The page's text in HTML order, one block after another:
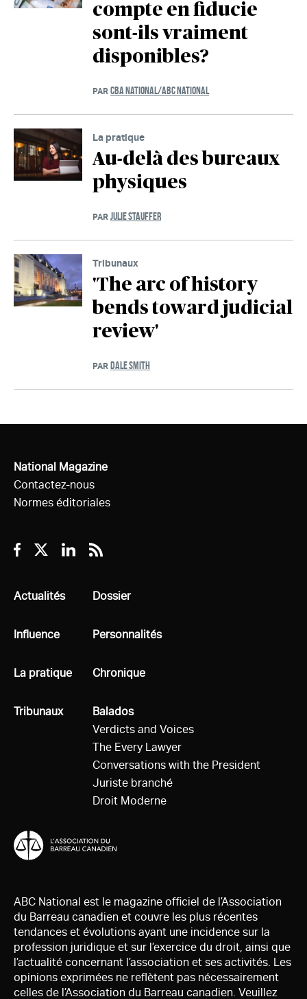
compte en fiducie
sont-ils vraiment
disponibles?
PAR CBA NATIONAL/ABC NATIONAL
La pratique
Au-delà des bureaux
physiques
PAR JULIE STAUFFER
Tribunaux
'The arc of history
bends toward judicial
review'
PAR DALE SMITH
National Magazine
Contactez-nous
Normes éditoriales
Facebook
TwitterLinkedin
RSS
Tous
Actualités
Tous
Influence
Tous
La pratique
Tous
Tribunaux
Tous
Dossier
Tous
Personnalités
Tous
Chronique
Tous
Balados
Verdicts and Voices
The Every Lawyer
Conversations with the President
Juriste branché
Droit Moderne
ABC National est le magazine officiel de l’Association
du Barreau canadien et couvre les plus récentes
tendances et évolutions ayant une incidence sur la
profession juridique et sur l’exercice du droit, ainsi que
l’actualité concernant l’association et ses activités. Les
opinions exprimées ne reflètent pas nécessairement
celles de l’Association du Barreau canadien. Veuillez